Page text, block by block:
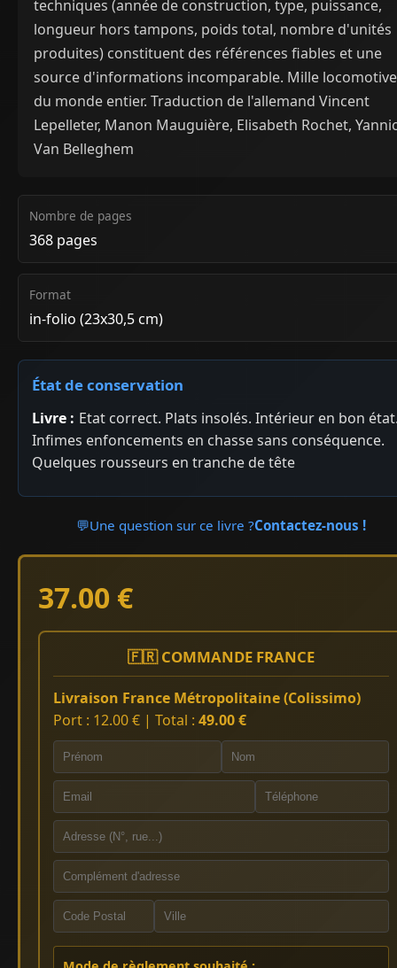
techniques (année de construction, type, puissance,
longueur hors tampons, poids total, nombre d'unités
produites) constituent des références fiables et une
source d'informations incomparable. Mille
du monde entier. Traduction de l'allemand Vincent
Lepelleter, Manon Mauguière, Elisabeth Rochet,
Van Belleghem
Nombre de pages
368 pages
Format
in-folio (23x30,5 cm)
État de conservation
Livre : Etat correct. Plats insolés. Intérieur en bon
Infimes enfoncements en chasse sans conséquence.
Quelques rousseurs en tranche de tête
💬Une question sur ce livre ?Contactez-nous !
37.00 €
🇫🇷 COMMANDE FRANCE
Livraison France Métropolitaine (Colissimo)
Port : 12.00 € | Total : 49.00 €